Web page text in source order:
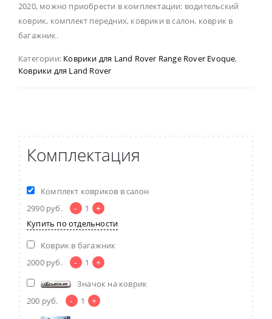
2020, можно приобрести в комплектации: водительский
коврик, комплект передних, коврики в салон, коврик в
багажник.
Категории: Коврики для Land Rover Range Rover Evoque,
Коврики для Land Rover
Комплектация
Комплект ковриков в салон
2990 руб. - 1 +
Купить по отдельности
Коврик в багажник
2000 руб. - 1 +
Значок на коврик
200 руб. - 1 +